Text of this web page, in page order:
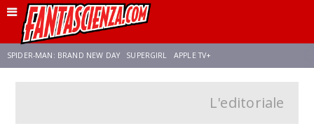
SPIDER-MAN: BRAND NEW DAY SUPERGIRL APPLE TV+
AVENGERS: DOOMSDAY
L'editoriale